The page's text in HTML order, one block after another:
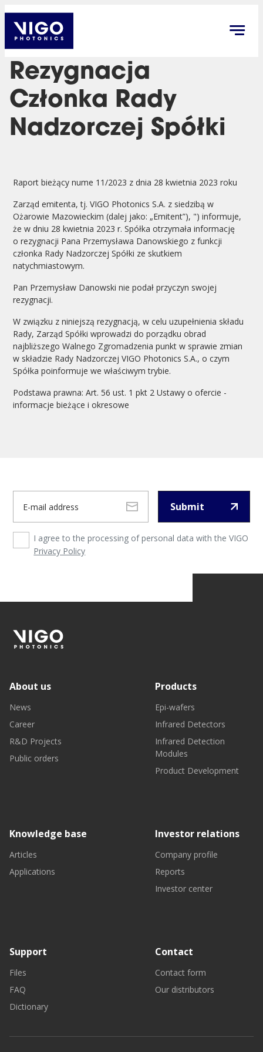
Rezygnacja
Członka Rady
Nadzorczej Spółki
Raport bieżący nume 11/2023 z dnia 28 kwietnia 2023 roku
Zarząd emitenta, tj. VIGO Photonics S.A. z siedzibą w
Ożarowie Mazowieckim (dalej jako: „Emitent”), ") informuje,
że w dniu 28 kwietnia 2023 r. Spółka otrzymała informację
o rezygnacji Pana Przemysława Danowskiego z funkcji
członka Rady Nadzorczej Spółki ze skutkiem
natychmiastowym.
Pan Przemysław Danowski nie podał przyczyn swojej
rezygnacji.
W związku z niniejszą rezygnacją, w celu uzupełnienia składu
Rady, Zarząd Spółki wprowadzi do porządku obrad
najbliższego Walnego Zgromadzenia punkt w sprawie zmian
w składzie Rady Nadzorczej VIGO Photonics S.A., o czym
Spółka poinformuje we właściwym trybie.
Podstawa prawna: Art. 56 ust. 1 pkt 2 Ustawy o ofercie -
informacje bieżące i okresowe
Submit
I agree to the processing of personal data with the VIGO
Privacy Policy
About us
News
Career
R&D Projects
Public orders
Products
Epi-wafers
Infrared Detectors
Infrared Detection
Modules
Product Development
Knowledge base
Articles
Applications
Investor relations
Company profile
Reports
Investor center
Support
Files
FAQ
Dictionary
Contact
Contact form
Our distributors